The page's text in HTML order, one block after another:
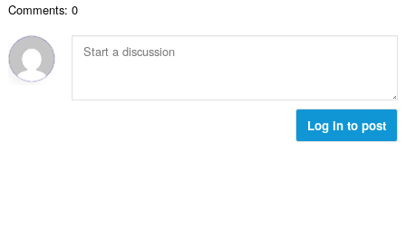
:
Comments: 0
Log in to post